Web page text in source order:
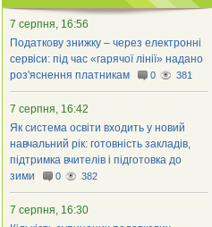
7 серпня, 16:56
Податкову знижку – через електронні
сервіси: під час «гарячої лінії» надано
роз'яснення платникам
0 381
7 серпня, 16:42
Як система освіти входить у новий
навчальний рік: готовність закладів,
підтримка вчителів і підготовка до
зими
0 382
7 серпня, 16:30